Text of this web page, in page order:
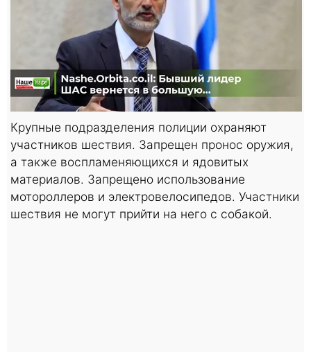
Крупные подразделения полиции охраняют
участников шествия. Запрещен пронос оружия,
а также воспламеняющихся и ядовитых
материалов. Запрещено использование
мотороллеров и электровелосипедов. Участники
шествия не могут прийти на него с собакой.